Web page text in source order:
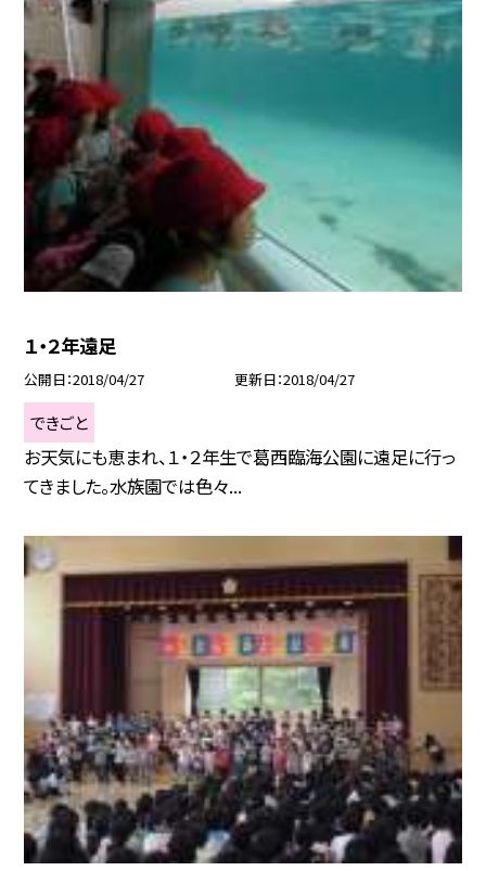
１・２年遠足
公開日 2018/04/27 更新日 2018/04/27
できごと
お天気にも恵まれ、１・２年生で葛西臨海公園に遠足に行っ
てきました。水族園では色々...